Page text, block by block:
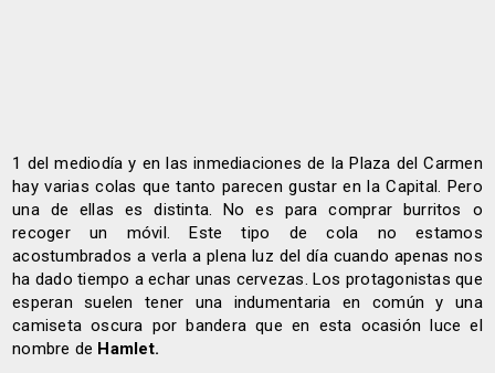
1 del mediodía y en las inmediaciones de la Plaza del Carmen
hay varias colas que tanto parecen gustar en la Capital. Pero
una de ellas es distinta. No es para comprar burritos o
recoger un móvil. Este tipo de cola no estamos
acostumbrados a verla a plena luz del día cuando apenas nos
ha dado tiempo a echar unas cervezas. Los protagonistas que
esperan suelen tener una indumentaria en común y una
camiseta oscura por bandera que en esta ocasión luce el
nombre de Hamlet.